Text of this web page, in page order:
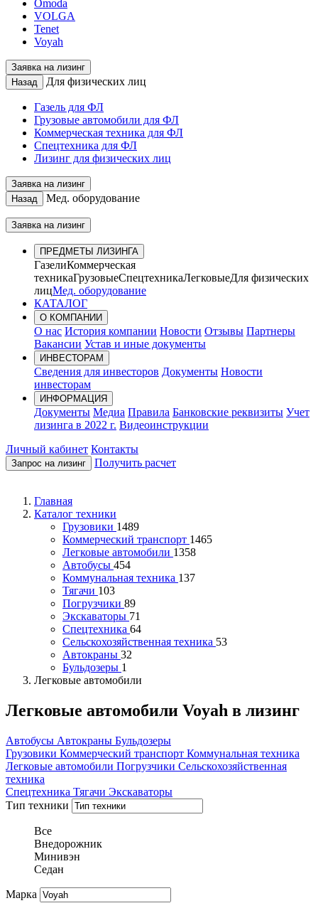
Omoda
VOLGA
Tenet
Voyah
Заявка на лизинг
Назад
Для физических лиц
Газель для ФЛ
Грузовые автомобили для ФЛ
Коммерческая техника для ФЛ
Спецтехника для ФЛ
Лизинг для физических лиц
Заявка на лизинг
Назад
Мед. оборудование
Заявка на лизинг
ПРЕДМЕТЫ ЛИЗИНГА
ГазелиКоммерческая
техникаГрузовыеСпецтехникаЛегковыеДля физических
лицМед. оборудование
КАТАЛОГ
О КОМПАНИИ
О нас История компании Новости Отзывы Партнеры
Вакансии Устав и иные документы
ИНВЕСТОРАМ
Сведения для инвесторов Документы Новости
инвесторам
ИНФОРМАЦИЯ
Документы Медиа Правила Банковские реквизиты Учет
лизинга в 2022 г. Видеоинструкции
Личный кабинет Контакты
Запрос на лизинг Получить расчет
Главная
Каталог техники
Грузовики 1489
Коммерческий транспорт 1465
Легковые автомобили 1358
Автобусы 454
Коммунальная техника 137
Тягачи 103
Погрузчики 89
Экскаваторы 71
Спецтехника 64
Сельскохозяйственная техника 53
Автокраны 32
Бульдозеры 1
Легковые автомобили
Легковые автомобили Voyah в лизинг
Автобусы Автокраны Бульдозеры
Грузовики Коммерческий транспорт Коммунальная техника
Легковые автомобили Погрузчики Сельскохозяйственная
техника
Спецтехника Тягачи Экскаваторы
Тип техники
Все
Внедорожник
Минивэн
Седан
Марка